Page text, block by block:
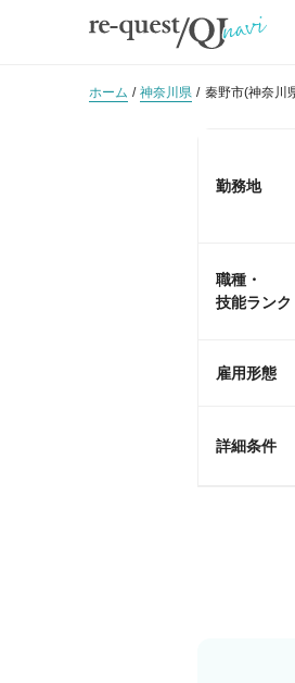
ホーム 神奈川県 秦野市(神奈川
勤務地
職種・
技能ランク
雇用形態
詳細条件